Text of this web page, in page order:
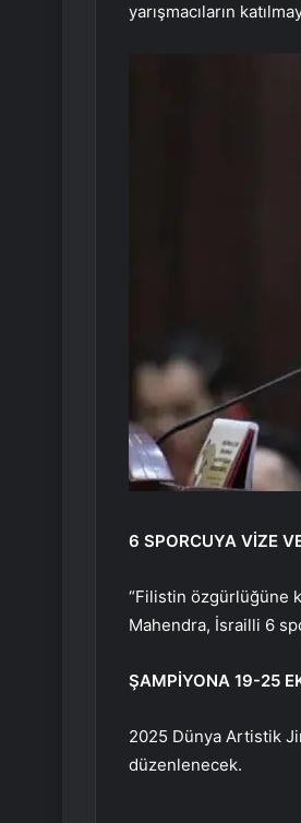
yarışmacıların
6 SPORCUYA VİZE
“Filistin özgürlüğüne
Mahendra, İsrailli 6
ŞAMPİYONA 19-25
2025 Dünya Artistik
düzenlenecek.